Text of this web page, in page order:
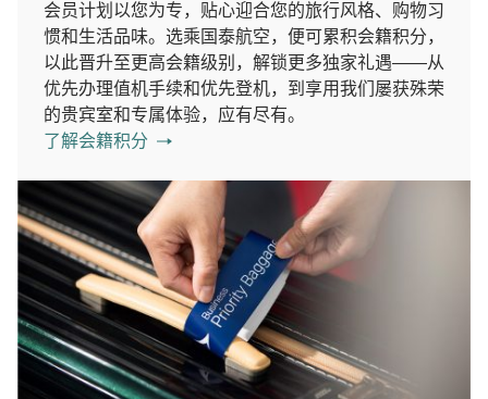
会员计划以您为专，贴心迎合您的旅行风格、购物习
惯和生活品味。选乘国泰航空，便可累积会籍积分，
以此晋升至更高会籍级别，解锁更多独家礼遇——从
优先办理值机手续和优先登机，到享用我们屡获殊荣
的贵宾室和专属体验，应有尽有。
了解会籍积分